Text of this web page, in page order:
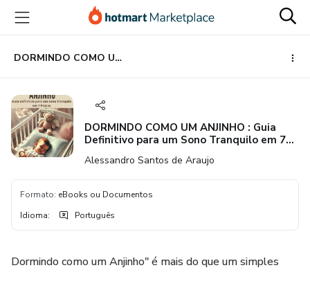
para
conteúdo
principal
para
pagamento
para
rodapé
DORMINDO COMO UM ANJINHO : Guia Definitivo para um Sono Tranquilo em 7 Passos
DORMINDO COMO UM ANJINHO : Guia
Definitivo para um Sono Tranquilo em 7
Alessandro Santos de Araujo
Formato: eBooks ou Documentos
Idioma: Português
Dormindo como um Anjinho" é mais do que um simples